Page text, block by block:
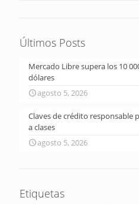
Últimos Posts
Mercado Libre supera los 10
dólares
agosto 5, 2026
Claves de crédito responsable
a clases
agosto 5, 2026
Etiquetas